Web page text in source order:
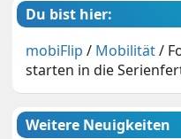
Du bist hier:
mobiFlip / Mobilität/
starten in die
Weitere Neuigkeiten